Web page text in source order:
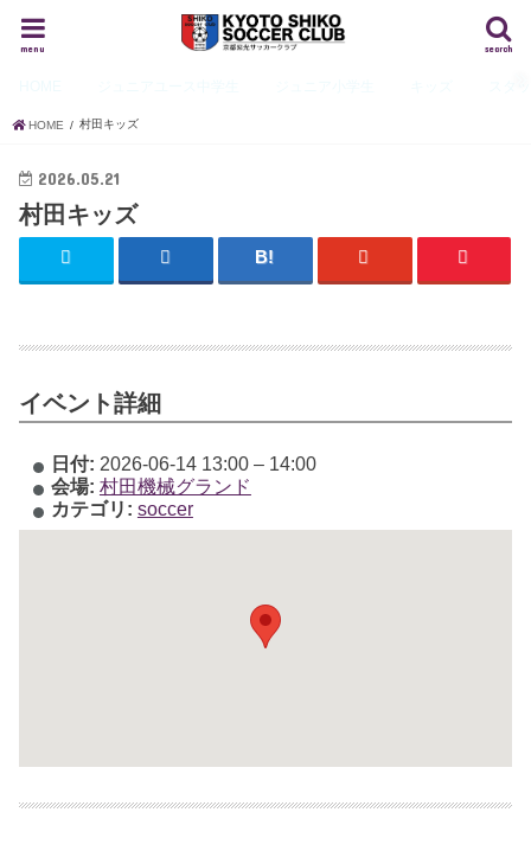
search
menu
HOME 村田キッズ
2026.05.21
村田キッズ
イベント詳細
日付: 2026-06-14 13:00– 14:00
会場: 村田機械グランド
カテゴリ: soccer